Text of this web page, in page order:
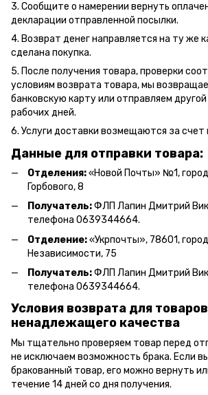
3. Сообщите о намерении вернуть
декларации отправленной посылки.
4. Возврат денег направляется на ту же
сделана покупка.
5. После получения товара, проверки
условиям возврата товара, мы
банковскую карту или отправляем
рабочих дней.
6. Услуги доставки возмещаются за счет
Данные для отправки товара:
Отделения:«Новой Почты» №1,
Горбового, 8
Получатель:ФЛП Лапин Дмитрий
телефона 0639344664.
Отделение:«Укрпочты», 78601,
Независимости, 75
Получатель:ФЛП Лапин Дмитрий
телефона 0639344664.
Условия возврата для товаров
ненадлежащего качества
Мы тщательно проверяем товар перед
не исключаем возможность брака. Если
бракованный товар, его можно вернуть
течение 14 дней со дня получения.